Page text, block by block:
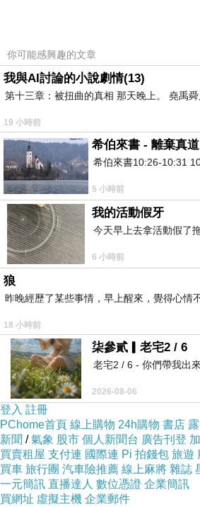
你可能感興趣的文章
我與AI討論的小說劇情(13)
第十三章：被扭曲的真相 那天晚上。 堯禹
19 小時前
希伯來書 - 離棄真
希伯來書10:26-10:31
5 小時前
我的活動假牙
今天早上去拿活動假了
6 小時前
狼
昨晚經歷了某些事情，早上醒來，覺得心情
18 小時前
柒參貳▎老宅2 / 6
老宅2 / 6 - 你們帶我出
2026-08-06
登入 註冊
PChome首頁 線上購物 24h購物 書店
新聞 /氣象 股市 個人新聞台 廣告刊登
買賣租屋 支付連 國際連 Pi 拍錢包 旅遊
買車 旅行團 汽車險推薦 線上麻將 雜誌
一元簡訊 直播達人 數位憑證 企業簡訊
買網址 虛擬主機 企業郵件